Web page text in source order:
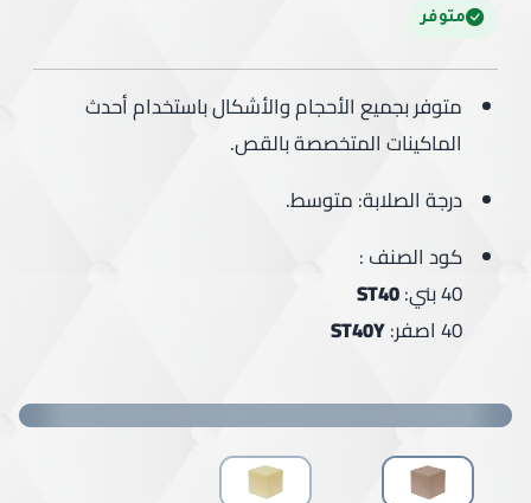
متوفر
متوفر بجميع الأحجام والأشكال باستخدام أحدث
الماكينات المتخصصة بالقص.
درجة الصلابة: متوسط.
كود الصنف :
40 بني:
ST40
40 اصفر:
ST40Y